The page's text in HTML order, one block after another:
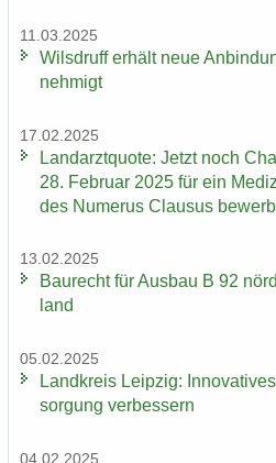
11.03.2025
Wilsd­ruff er­hält neue
neh­migt
17.02.2025
Land­arzt­quo­te: Jetzt noch
28. Fe­bru­ar 2025 für ein
des Nu­me­rus Clau­sus
13.02.2025
Bau­recht für Aus­bau B 92
land
05.02.2025
Land­kreis Leip­zig:
sor­gung ver­bes­sern
04.02.2025